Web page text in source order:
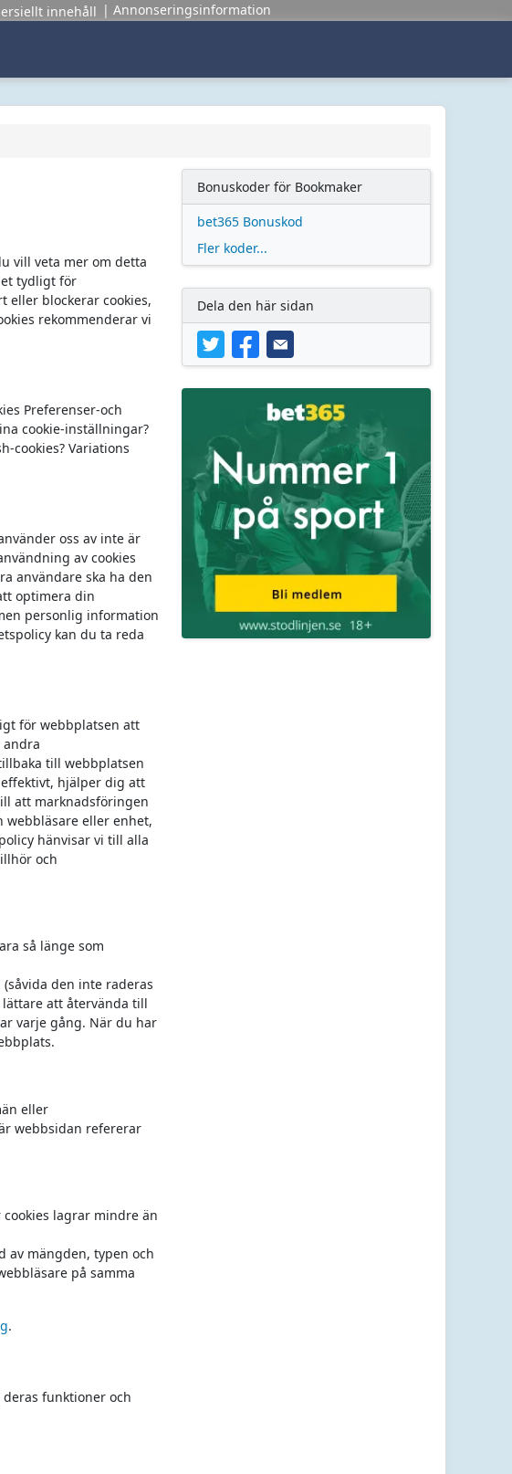
innehåll Annonseringsinformation
vill veta mer om detta
tydligt för
eller blockerar cookies,
rekommenderar vi
Preferenser-och
cookie-inställningar?
cookies? Variations
oss av inte är
av cookies
användare ska ha den
optimera din
personlig information
kan du ta reda
för webbplatsen att
till webbplatsen
hjälper dig att
att marknadsföringen
webbläsare eller enhet,
hänvisar vi till alla
och
så länge som
den inte raderas
att återvända till
varje gång. När du har
eller
webbsidan refererar
lagrar mindre än
av mängden, typen och
på samma
.
deras funktioner och
Bonuskoder för Bookmaker
bet365 Bonuskod
Fler koder...
Dela den här sidan